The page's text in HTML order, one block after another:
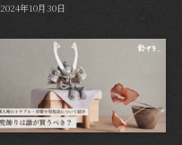
2024年10月30日